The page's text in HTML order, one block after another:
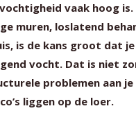
vaak hoog is.
muren, loslatend
is de kans groot dat
vocht. Dat is niet
problemen aan je
liggen op de loer.